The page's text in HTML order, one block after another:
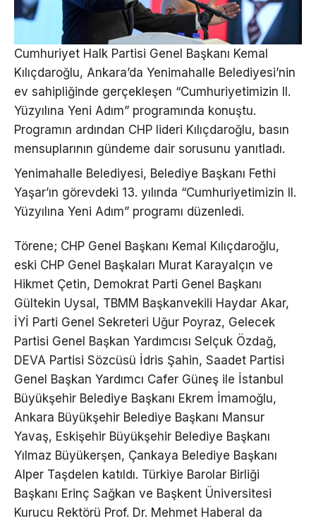
Cumhuriyet Halk Partisi Genel Başkanı Kemal
Kılıçdaroğlu, Ankara’da Yenimahalle Belediyesi’nin
ev sahipliğinde gerçekleşen “Cumhuriyetimizin II.
Yüzyılına Yeni Adım” programında konuştu.
Programın ardından CHP lideri Kılıçdaroğlu, basın
mensuplarının gündeme dair sorusunu yanıtladı.
Yenimahalle Belediyesi, Belediye Başkanı Fethi
Yaşar’ın görevdeki 13. yılında “Cumhuriyetimizin II.
Yüzyılına Yeni Adım” programı düzenledi.
Törene; CHP Genel Başkanı Kemal Kılıçdaroğlu,
eski CHP Genel Başkaları Murat Karayalçın ve
Hikmet Çetin, Demokrat Parti Genel Başkanı
Gültekin Uysal, TBMM Başkanvekili Haydar Akar,
İYİ Parti Genel Sekreteri Uğur Poyraz, Gelecek
Partisi Genel Başkan Yardımcısı Selçuk Özdağ,
DEVA Partisi Sözcüsü İdris Şahin, Saadet Partisi
Genel Başkan Yardımcı Cafer Güneş ile İstanbul
Büyükşehir Belediye Başkanı Ekrem İmamoğlu,
Ankara Büyükşehir Belediye Başkanı Mansur
Yavaş, Eskişehir Büyükşehir Belediye Başkanı
Yılmaz Büyükerşen, Çankaya Belediye Başkanı
Alper Taşdelen katıldı. Türkiye Barolar Birliği
Başkanı Erinç Sağkan ve Başkent Üniversitesi
Kurucu Rektörü Prof. Dr. Mehmet Haberal da